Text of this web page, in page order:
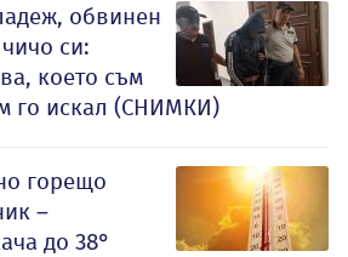
обвинен
си:
което съм
го искал (СНИМКИ)
горещо
–
до 38°